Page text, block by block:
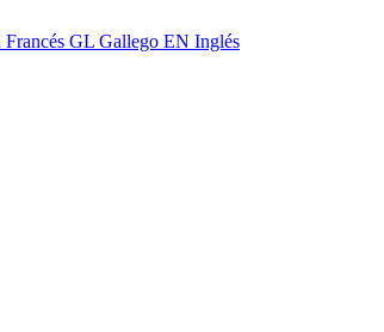
Francés GL Gallego EN Inglés